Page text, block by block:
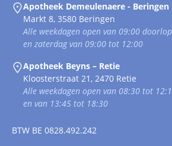
Apotheek Demeulenaere - Beringen
Markt 8, 3580 Beringen
Alle weekdagen open van 09:00
en zaterdag van 09:00 tot 12:00
Apotheek Beyns – Retie
Kloosterstraat 21, 2470 Retie
Alle weekdagen open van 08:30 tot
en van 13:45 tot 18:30
BTW BE 0828.492.242